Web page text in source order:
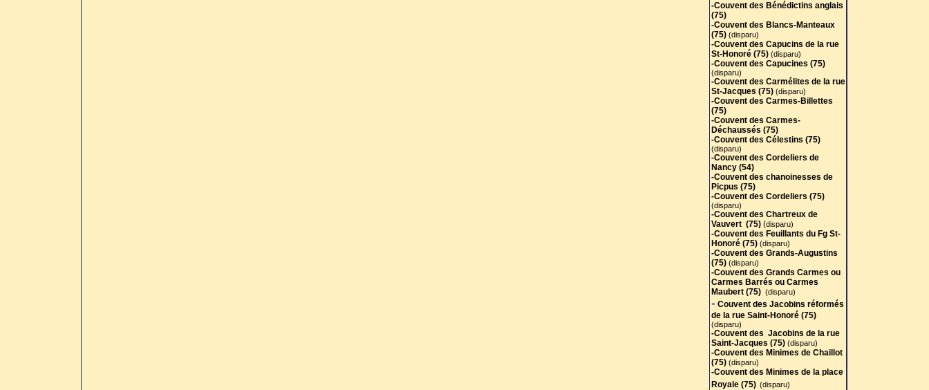
-Couvent des Bénédictins anglais
(75)
-Couvent des Blancs-Manteaux
(75) (disparu)
-Couvent des Capucins de la rue
St-Honoré (75) (disparu)
-Couvent des Capucines (75)
(disparu)
-Couvent des Carmélites de la rue
St-Jacques (75) (disparu)
-Couvent des Carmes-Billettes
(75)
-Couvent des Carmes-
Déchaussés (75)
-Couvent des Célestins (75)
(disparu)
-Couvent des Cordeliers de
Nancy (54)
-Couvent des chanoinesses de
Picpus (75)
-Couvent des Cordeliers (75)
(disparu)
-Couvent des Chartreux de
Vauvert (75) (disparu)
-Couvent des Feuillants du Fg St-
Honoré (75) (disparu)
-Couvent des Grands-Augustins
(75) (disparu)
-Couvent des Grands Carmes ou
Carmes Barrés ou Carmes
Maubert (75) (disparu)
- Couvent des Jacobins réformés
de la rue Saint-Honoré (75)
(disparu)
-Couvent des Jacobins de la rue
Saint-Jacques (75) (disparu)
-Couvent des Minimes de Chaillot
(75) (disparu)
-Couvent des Minimes de la place
Royale (75) (disparu)